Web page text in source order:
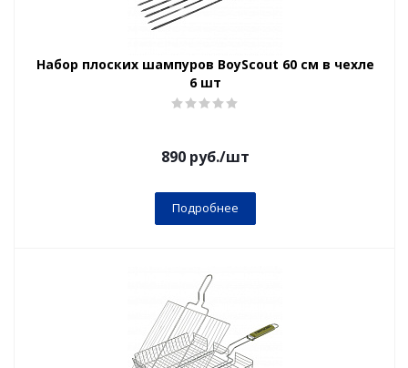
Набор плоских шампуров BoyScout 60 см в чехле
6 шт
890руб./шт
Подробнее